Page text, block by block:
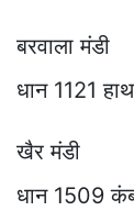
बरवाला मंडी
धान 1121
खैर मंडी
धान 1509